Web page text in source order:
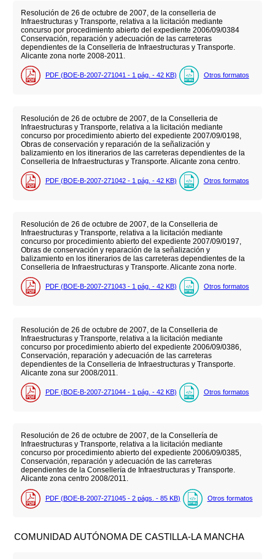
Resolución de 26 de octubre de 2007, de la conselleria de
Infraestructuras y Transporte, relativa a la licitación mediante
concurso por procedimiento abierto del expediente 2006/09/0384
Conservación, reparación y adecuación de las carreteras
dependientes de la Conselleria de Infraestructuras y Transporte.
Alicante zona norte 2008-2011.
PDF (BOE-B-2007-271041 - 1 pág. - 42 KB) Otros formatos
Resolución de 26 de octubre de 2007, de la Conselleria de
Infraestructuras y Transporte, relativa a la licitación mediante
concurso por procedimiento abierto del expediente 2007/09/0198,
Obras de conservación y reparación de la señalización y
balizamiento en los itinerarios de las carreteras dependientes de la
Conselleria de Infraestructuras y Transporte. Alicante zona centro.
PDF (BOE-B-2007-271042 - 1 pág. - 42 KB) Otros formatos
Resolución de 26 de octubre de 2007, de la Conselleria de
Infraestructuras y Transporte, relativa a la licitación mediante
concurso por procedimiento abierto del expediente 2007/09/0197,
Obras de conservación y reparación de la señalización y
balizamiento en los itinerarios de las carreteras dependientes de la
Conselleria de Infraestructuras y Transporte. Alicante zona norte.
PDF (BOE-B-2007-271043 - 1 pág. - 42 KB) Otros formatos
Resolución de 26 de octubre de 2007, de la Conselleria de
Infraestructuras y Transporte, relativa a la licitación mediante
concurso por procedimiento abierto del expediente 2006/09/0386,
Conservación, reparación y adecuación de las carreteras
dependientes de la Conselleria de Infraestructuras y Transporte.
Alicante zona sur 2008/2011.
PDF (BOE-B-2007-271044 - 1 pág. - 42 KB) Otros formatos
Resolución de 26 de octubre de 2007, de la Consellería de
Infraestructuras y Transporte, relativa a la licitación mediante
concurso por procedimiento abierto del expediente 2006/09/0385,
Conservación, reparación y adecuación de las carreteras
dependientes de la Consellería de Infraestructuras y Transporte.
Alicante zona centro 2008/2011.
PDF (BOE-B-2007-271045 - 2 págs. - 85 KB) Otros formatos
COMUNIDAD AUTÓNOMA DE CASTILLA-LA MANCHA